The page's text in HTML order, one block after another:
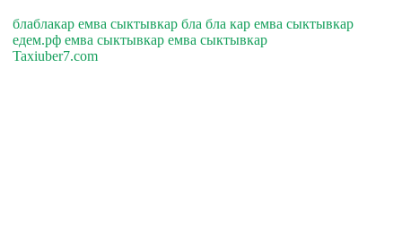
блаблакар емва сыктывкар бла бла кар емва сыктывкар
едем.рф емва сыктывкар емва сыктывкар
Taxiuber7.com